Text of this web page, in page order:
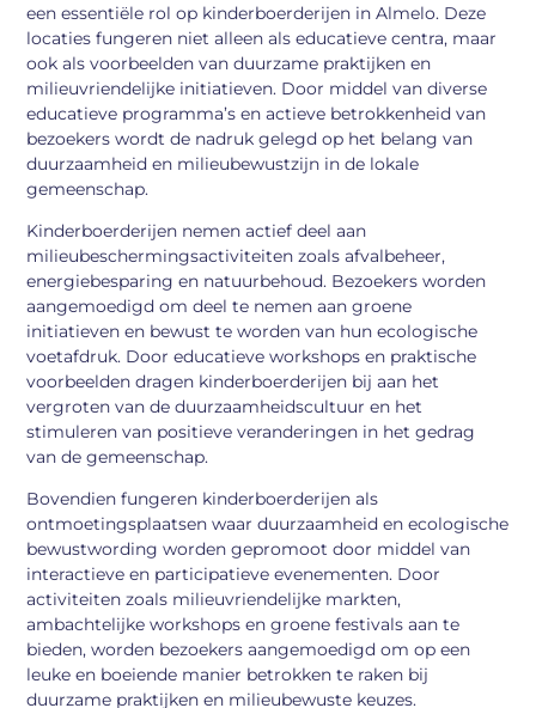
een essentiële rol op kinderboerderijen in Almelo. Deze
locaties fungeren niet alleen als educatieve centra, maar
ook als voorbeelden van duurzame praktijken en
milieuvriendelijke initiatieven. Door middel van diverse
educatieve programma’s en actieve betrokkenheid van
bezoekers wordt de nadruk gelegd op het belang van
duurzaamheid en milieubewustzijn in de lokale
gemeenschap.
Kinderboerderijen nemen actief deel aan
milieubeschermingsactiviteiten zoals afvalbeheer,
energiebesparing en natuurbehoud. Bezoekers worden
aangemoedigd om deel te nemen aan groene
initiatieven en bewust te worden van hun ecologische
voetafdruk. Door educatieve workshops en praktische
voorbeelden dragen kinderboerderijen bij aan het
vergroten van de duurzaamheidscultuur en het
stimuleren van positieve veranderingen in het gedrag
van de gemeenschap.
Bovendien fungeren kinderboerderijen als
ontmoetingsplaatsen waar duurzaamheid en ecologische
bewustwording worden gepromoot door middel van
interactieve en participatieve evenementen. Door
activiteiten zoals milieuvriendelijke markten,
ambachtelijke workshops en groene festivals aan te
bieden, worden bezoekers aangemoedigd om op een
leuke en boeiende manier betrokken te raken bij
duurzame praktijken en milieubewuste keuzes.